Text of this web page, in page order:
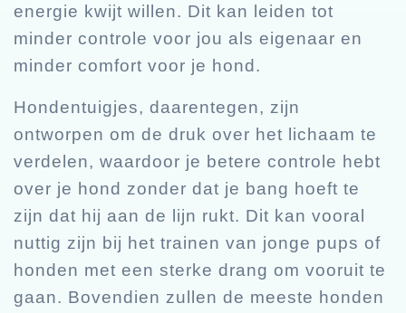
energie kwijt willen. Dit kan leiden tot
minder controle voor jou als eigenaar en
minder comfort voor je hond.
Hondentuigjes, daarentegen, zijn
ontworpen om de druk over het lichaam te
verdelen, waardoor je betere controle hebt
over je hond zonder dat je bang hoeft te
zijn dat hij aan de lijn rukt. Dit kan vooral
nuttig zijn bij het trainen van jonge pups of
honden met een sterke drang om vooruit te
gaan. Bovendien zullen de meeste honden